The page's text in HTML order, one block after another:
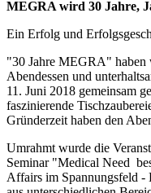
MEGRA wird 30 Jahre,
Ein Erfolg und
"30 Jahre MEGRA" haben
Abendessen und
11. Juni 2018 gemeinsam
faszinierende
Gründerzeit haben den
Umrahmt wurde die
Seminar "Medical Need
Affairs im Spannungsfeld -